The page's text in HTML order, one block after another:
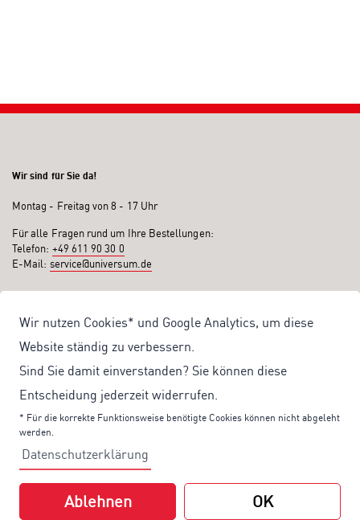
Wir nutzen Cookies* und Google Analytics, um diese
Website ständig zu verbessern.
Sind Sie damit einverstanden? Sie können diese
Entscheidung jederzeit widerrufen.
* Für die korrekte Funktionsweise benötigte Cookies können nicht abgeleht
werden.
Datenschutzerklärung
Ablehnen OK
Wir sind für Sie da!
Montag - Freitag von 8 - 17 Uhr
Für alle Fragen rund um Ihre Bestellungen:
Telefon: +49 611 90 30 0
E-Mail: service@universum.de
Kostenloser Versand ab 50€ Bestellwert
Sicher Einkaufen: Rechnung, PayPal
Produktentwicklung von eigener Fachredaktion
Sonderaktionen & Preisvorteile
Aktuelle News zu unseren Shop-Angeboten
Mit unserem Newsletter UV-Report informieren wir Sie regelmäßig über
aktuelle Angebote und neue Produkte:
geht es zu unserem Newsletter.